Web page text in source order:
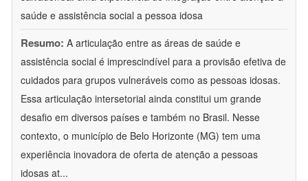
saúde e assistência social a pessoa idosa
Resumo: A articulação entre as áreas de saúde e
assistência social é imprescindível para a provisão efetiva de
cuidados para grupos vulneráveis como as pessoas idosas.
Essa articulação intersetorial ainda constitui um grande
desafio em diversos países e também no Brasil. Nesse
contexto, o município de Belo Horizonte (MG) tem uma
experiência inovadora de oferta de atenção a pessoas
idosas at...